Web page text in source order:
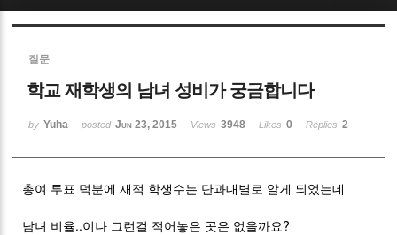
질문
학교 재학생의 남녀 성비가 궁금합니다
by Yuha posted Jun 23, 2015 Views 3948 Likes 0 Replies 2
총여 투표 덕분에 재적 학생수는 단과대별로 알게 되었는데
남녀 비율..이나 그런걸 적어놓은 곳은 없을까요?
Sketchbook5, 스케치북5
Sketchbook5, 스케치북5